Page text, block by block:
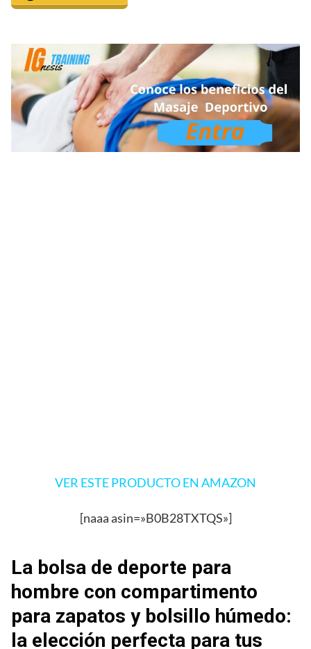
VER ESTE PRODUCTO EN AMAZON
[naaa asin=»B0B28TXTQS»]
La bolsa de deporte para
hombre con compartimento
para zapatos y bolsillo húmedo:
la elección perfecta para tus